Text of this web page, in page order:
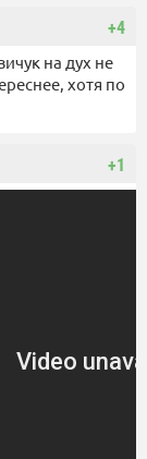
+4
на дух не
хотя по
+1